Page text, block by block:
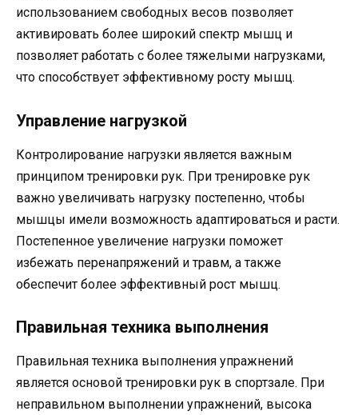
использованием свободных весов позволяет
активировать более широкий спектр мышц и
позволяет работать с более тяжелыми нагрузками,
что способствует эффективному росту мышц.
Управление нагрузкой
Контролирование нагрузки является важным
принципом тренировки рук. При тренировке рук
важно увеличивать нагрузку постепенно, чтобы
мышцы имели возможность адаптироваться и расти.
Постепенное увеличение нагрузки поможет
избежать перенапряжений и травм, а также
обеспечит более эффективный рост мышц.
Правильная техника выполнения
Правильная техника выполнения упражнений
является основой тренировки рук в спортзале. При
неправильном выполнении упражнений, высока